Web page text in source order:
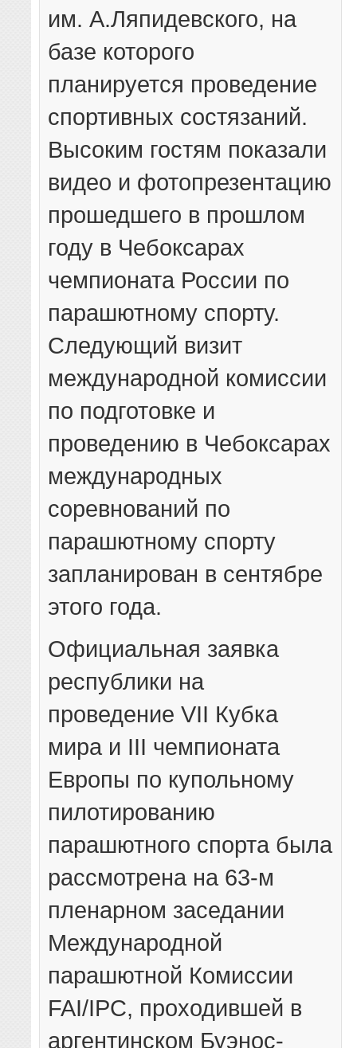
им. А.Ляпидевского, на
базе которого
планируется проведение
спортивных состязаний.
Высоким гостям показали
видео и фотопрезентацию
прошедшего в прошлом
году в Чебоксарах
чемпионата России по
парашютному спорту.
Следующий визит
международной комиссии
по подготовке и
проведению в Чебоксарах
международных
соревнований по
парашютному спорту
запланирован в сентябре
этого года.
Официальная заявка
республики на
проведение VII Кубка
мира и III чемпионата
Европы по купольному
пилотированию
парашютного спорта была
рассмотрена на 63-м
пленарном заседании
Международной
парашютной Комиссии
FAI/IPC, проходившей в
аргентинском Буэнос-